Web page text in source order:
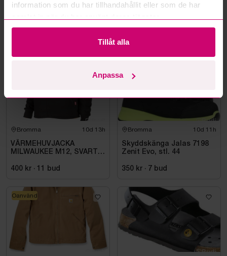
information som du har tillhandahållit eller som de har
Tillåt alla
Anpassa
Mer från samma kategori
Bromma 10d 13h
VÄRMEHUVJACKA
MILWAUKEE M12, SVART
400 kr · 11 bud
Bromma 10d 11h
Skyddskänga Jalas 7198
Zenit Evo, stl. 44
350 kr · 7 bud
Oanvänd